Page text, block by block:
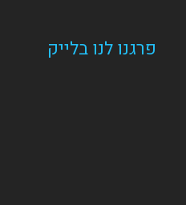
פרגנו לנו בלייק